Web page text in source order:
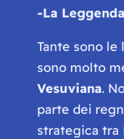
-La
Tante sono
sono molto
Vesuviana.
parte dei
strategica tra